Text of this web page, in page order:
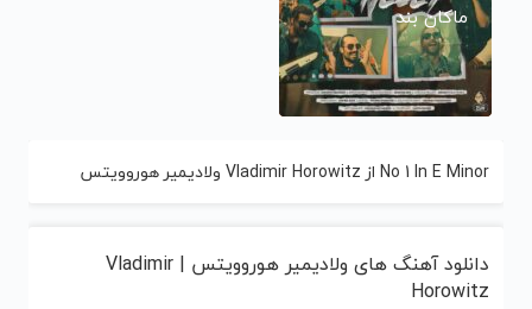
ماکان بند
No 1 In E Minor از Vladimir Horowitz ولادیمیر هوروویتس
دانلود آهنگ های ولادیمیر هوروویتس | Vladimir
Horowitz